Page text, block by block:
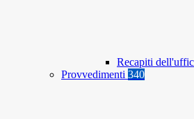
Recapiti
Provvedimenti 340